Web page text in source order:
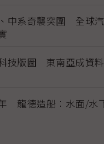
中系奇襲突圍 全球
技版圖 東南亞成資
龍德造船：水面/水